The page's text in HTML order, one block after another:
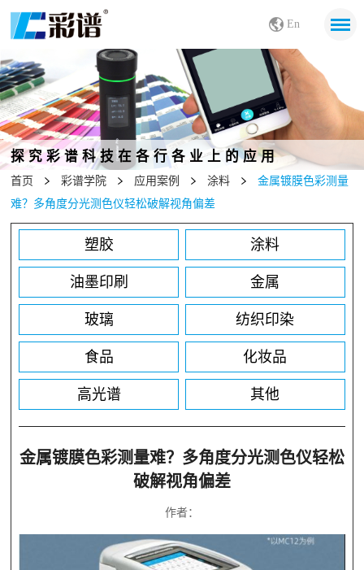
En
探究彩谱科技在各行各业上的应用
首页 彩谱学院 应用案例 涂料
金属镀膜色彩测量
难？多角度分光测色仪轻松破解视角偏差
塑胶 涂料
油墨印刷 金属
玻璃 纺织印染
食品 化妆品
高光谱 其他
金属镀膜色彩测量难？多角度分光测色仪轻松
破解视角偏差
作者：